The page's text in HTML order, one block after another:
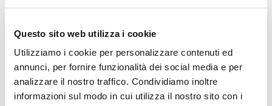
Questo sito web utilizza i cookie
Utilizziamo i cookie per personalizzare contenuti ed
annunci, per fornire funzionalità dei social media e per
analizzare il nostro traffico. Condividiamo inoltre
informazioni sul modo in cui utilizza il nostro sito con i
A questo punto vestiamoci!
Scopriamo conElisa e Diana Pracella– la
nostra stilista – come vestirci per creare
coerenza tra il nostro “io” interiore ed